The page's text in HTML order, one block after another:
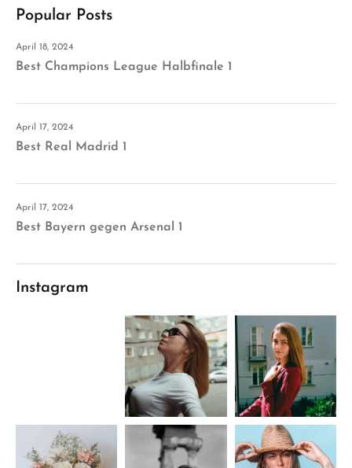
Popular Posts
April 18, 2024
Best Champions League Halbfinale 1
April 17, 2024
Best Real Madrid 1
April 17, 2024
Best Bayern gegen Arsenal 1
Instagram